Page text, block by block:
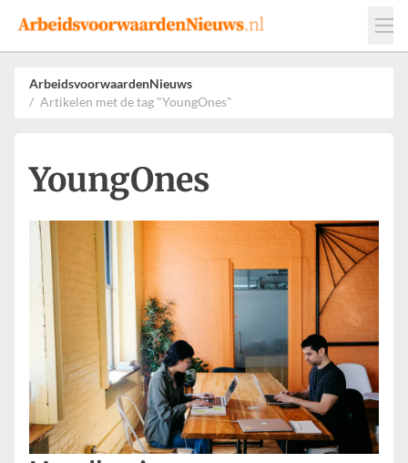
Events
Adverteren
Leveranciers
Werkgevers
ArbeidsvoorwaardenNieuws
Artikelen met de tag "YoungOnes"
YoungOnes